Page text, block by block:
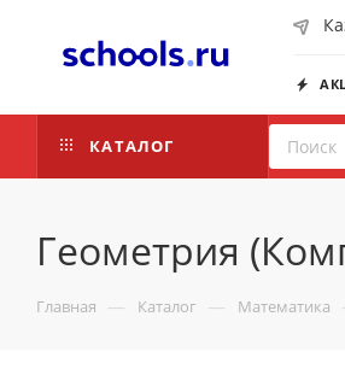
КАТАЛОГ
Геометрия
Главная — Каталог — Математика